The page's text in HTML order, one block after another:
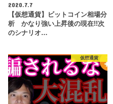
2020.7.7
【仮想通貨】ビットコイン相場分
析 かなり強い上昇後の現在!!次
のシナリオ…
仮想通貨